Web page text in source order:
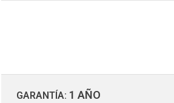
GARANTÍA: 1 AÑO